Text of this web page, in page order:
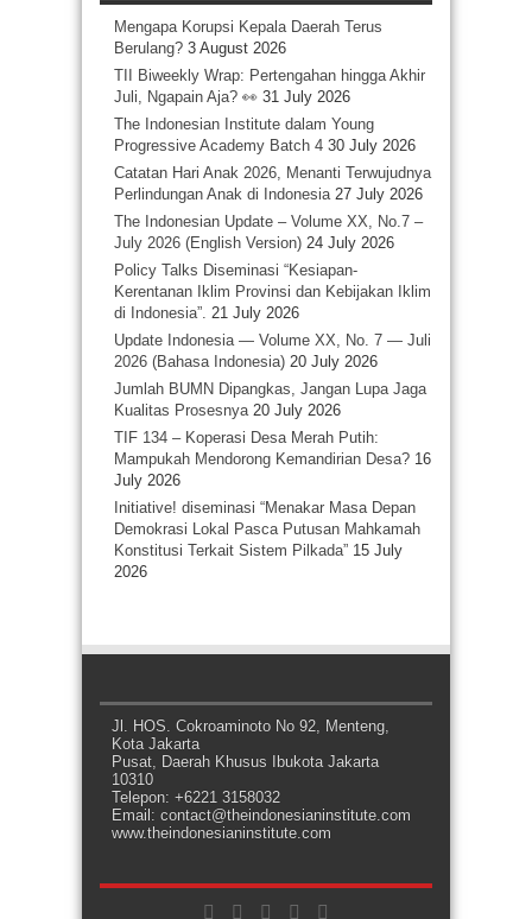
Mengapa Korupsi Kepala Daerah Terus
Berulang? 3 August 2026
TII Biweekly Wrap: Pertengahan hingga Akhir
Juli, Ngapain Aja? 👀 31 July 2026
The Indonesian Institute dalam Young
Progressive Academy Batch 4 30 July 2026
Catatan Hari Anak 2026, Menanti Terwujudnya
Perlindungan Anak di Indonesia 27 July 2026
The Indonesian Update – Volume XX, No.7 –
July 2026 (English Version) 24 July 2026
Policy Talks Diseminasi “Kesiapan-
Kerentanan Iklim Provinsi dan Kebijakan Iklim
di Indonesia”. 21 July 2026
Update Indonesia — Volume XX, No. 7 — Juli
2026 (Bahasa Indonesia) 20 July 2026
Jumlah BUMN Dipangkas, Jangan Lupa Jaga
Kualitas Prosesnya 20 July 2026
TIF 134 – Koperasi Desa Merah Putih:
Mampukah Mendorong Kemandirian Desa? 16
July 2026
Initiative! diseminasi “Menakar Masa Depan
Demokrasi Lokal Pasca Putusan Mahkamah
Konstitusi Terkait Sistem Pilkada” 15 July
2026
Jl. HOS. Cokroaminoto No 92, Menteng,
Kota Jakarta
Pusat, Daerah Khusus Ibukota Jakarta
10310
Telepon: +6221 3158032
Email: contact@theindonesianinstitute.com
www.theindonesianinstitute.com